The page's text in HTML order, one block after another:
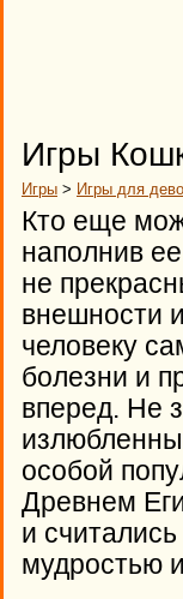
Игры
Игры > Игры для
Кто еще
наполнив
не
внешности
человеку
болезни и
вперед. Не
особой
Древнем
и
мудростью